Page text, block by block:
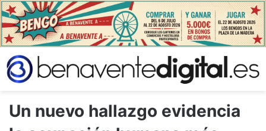
Un nuevo hallazgo evidencia